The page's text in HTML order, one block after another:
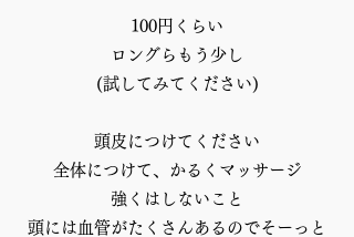
100円くらい
ロングらもう少し
(試してみてください)
頭皮につけてください
全体につけて、かるくマッサージ
強くはしないこと
頭には血管がたくさんあるのでそーっと